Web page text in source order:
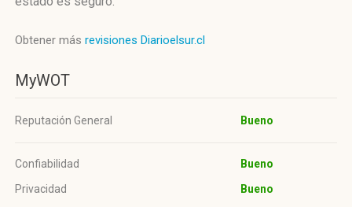
Obtener más revisiones Diarioelsur.cl
MyWOT
Reputación General Bueno
Confiabilidad
Bueno
Privacidad
Bueno